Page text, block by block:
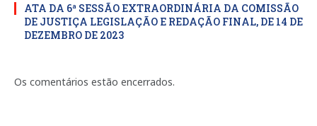
ATA DA 6ª SESSÃO EXTRAORDINÁRIA DA COMISSÃO
DE JUSTIÇA LEGISLAÇÃO E REDAÇÃO FINAL, DE 14 DE
DEZEMBRO DE 2023
Os comentários estão encerrados.